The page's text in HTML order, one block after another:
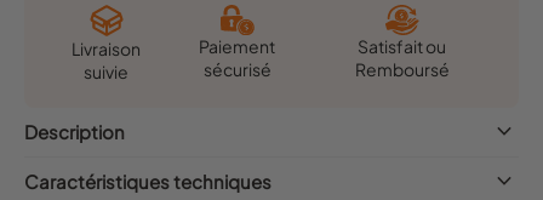
Livraison
suivie
Paiement
sécurisé
Satisfait ou
Remboursé
Description keyboard_arrow_down
Caractéristiques techniques keyboard_arrow_down